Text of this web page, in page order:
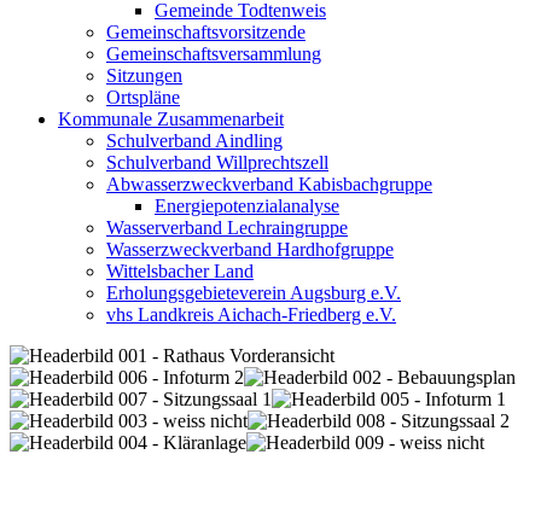
Gemeinde Todtenweis
Gemeinschaftsvorsitzende
Gemeinschaftsversammlung
Sitzungen
Ortspläne
Kommunale Zusammenarbeit
Schulverband Aindling
Schulverband Willprechtszell
Abwasserzweckverband Kabisbachgruppe
Energiepotenzialanalyse
Wasserverband Lechraingruppe
Wasserzweckverband Hardhofgruppe
Wittelsbacher Land
Erholungsgebieteverein Augsburg e.V.
vhs Landkreis Aichach-Friedberg e.V.